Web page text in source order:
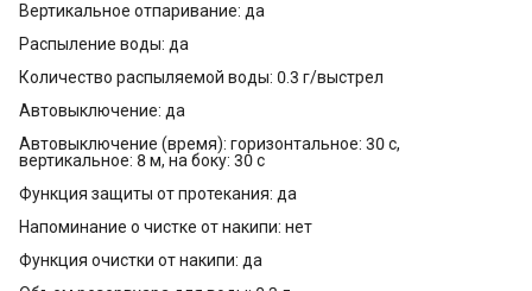
Вертикальное отпаривание: да
Распыление воды: да
Количество распыляемой воды: 0.3 г/выстрел
Автовыключение: да
Автовыключение (время): горизонтальное: 30 с,
вертикальное: 8 м, на боку: 30 с
Функция защиты от протекания: да
Напоминание о чистке от накипи: нет
Функция очистки от накипи: да